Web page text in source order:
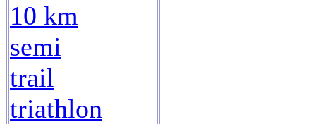
10 km
semi
trail
triathlon